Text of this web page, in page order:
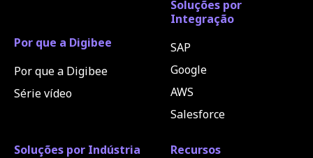
Por que a Digibee
Por que a Digibee
Série vídeo
Soluções por
Integração
SAP
Google
AWS
Salesforce
Soluções por Indústria
Recursos